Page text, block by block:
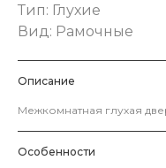
Тип: Глухие
Вид: Рамочные
Описание
Межкомнатная глухая
Особенности